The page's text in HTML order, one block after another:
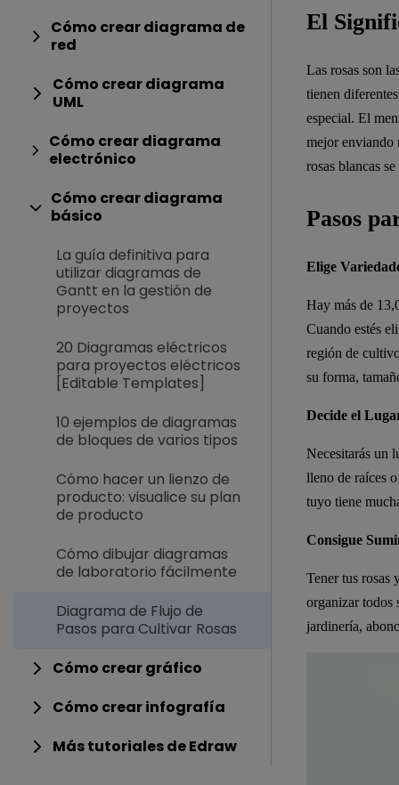
Cómo crear diagrama de
red
Cómo crear diagrama
UML
Cómo crear diagrama
electrónico
Cómo crear diagrama
básico
La guía definitiva para
utilizar diagramas de
Gantt en la gestión de
proyectos
20 Diagramas eléctricos
para proyectos eléctricos
[Editable Templates]
10 ejemplos de diagramas
de bloques de varios tipos
Cómo hacer un lienzo de
producto: visualice su plan
de producto
Cómo dibujar diagramas
de laboratorio fácilmente
Diagrama de Flujo de
Pasos para Cultivar Rosas
Cómo crear gráfico
Cómo crear infografía
Más tutoriales de Edraw
El
Las rosas son
tienen
especial. El
mejor enviando
rosas blancas
Pasos
Elige
Hay más de
Cuando estés
región de
su forma,
Decide el
Necesitarás un
lleno de raíces
tuyo tiene
Consigue
Tener tus rosas
organizar todos
jardinería,